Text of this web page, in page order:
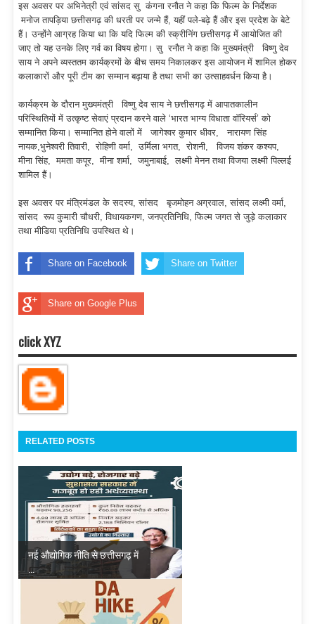
इस अवसर पर अभिनेत्री एवं सांसद सु कंगना रनौत ने कहा कि फिल्म के निर्देशक
मनोज तापड़िया छत्तीसगढ़ की धरती पर जन्मे हैं, यहीं पले-बढ़े हैं और इस प्रदेश के बेटे
हैं। उन्होंने आग्रह किया था कि यदि फिल्म की स्क्रीनिंग छत्तीसगढ़ में आयोजित की
जाए तो यह उनके लिए गर्व का विषय होगा। सु रनौत ने कहा कि मुख्यमंत्री विष्णु देव
साय ने अपने व्यस्ततम कार्यक्रमों के बीच समय निकालकर इस आयोजन में शामिल होकर
कलाकारों और पूरी टीम का सम्मान बढ़ाया है तथा सभी का उत्साहवर्धन किया है।
कार्यक्रम के दौरान मुख्यमंत्री विष्णु देव साय ने छत्तीसगढ़ में आपातकालीन
परिस्थितियों में उत्कृष्ट सेवाएं प्रदान करने वाले ‘भारत भाग्य विधाता वॉरियर्स’ को
सम्मानित किया। सम्मानित होने वालों में जागेश्वर कुमार धीवर, नारायण सिंह
नायक,भुनेश्वरी तिवारी, रोहिणी वर्मा, उर्मिला भगत, रोशनी, विजय शंकर कश्यप,
मीना सिंह, ममता कपूर, मीना शर्मा, जमुनाबाई, लक्ष्मी मेनन तथा विजया लक्ष्मी पिल्लई
शामिल हैं।
इस अवसर पर मंत्रिमंडल के सदस्य, सांसद बृजमोहन अग्रवाल, सांसद लक्ष्मी वर्मा,
सांसद रूप कुमारी चौधरी, विधायकगण, जनप्रतिनिधि, फिल्म जगत से जुड़े कलाकार
तथा मीडिया प्रतिनिधि उपस्थित थे।
Share on Facebook Share on Twitter
Share on Google Plus
click XYZ
RELATED POSTS
नई औद्योगिक नीति से छत्तीसगढ़ में
...